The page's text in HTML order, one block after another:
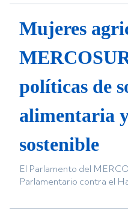
Mujeres
políticas de
alimentaria
sostenible
El Parlamento del
Parlamentario contra el
el próximo 1 de junio en